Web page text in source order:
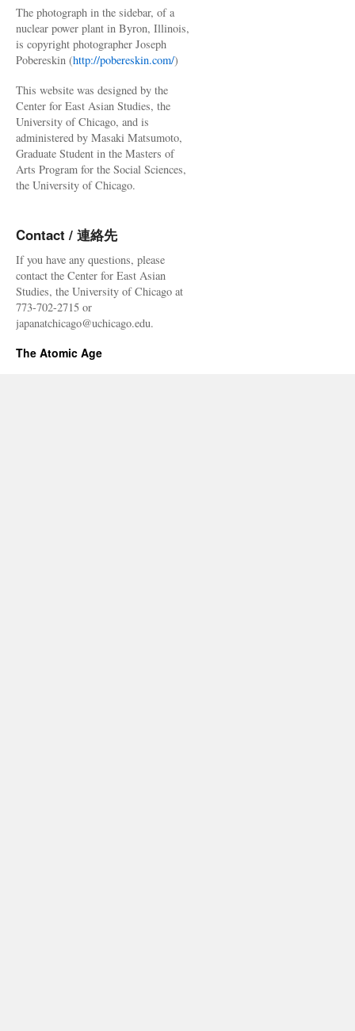
The photograph in the sidebar, of a
nuclear power plant in Byron, Illinois,
is copyright photographer Joseph
Pobereskin (http://pobereskin.com/)
This website was designed by the
Center for East Asian Studies, the
University of Chicago, and is
administered by Masaki Matsumoto,
Graduate Student in the Masters of
Arts Program for the Social Sciences,
the University of Chicago.
Contact / 連絡先
If you have any questions, please
contact the Center for East Asian
Studies, the University of Chicago at
773-702-2715 or
japanatchicago@uchicago.edu.
The Atomic Age